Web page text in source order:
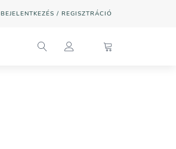
BEJELENTKEZÉS / REGISZTRÁCIÓ